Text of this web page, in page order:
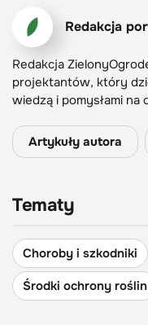
Redakcja
Redakcja
projektantów, który
wiedzą i pomysłami na
Artykuły autora
Tematy
Choroby i szkodniki
Środki ochrony roślin